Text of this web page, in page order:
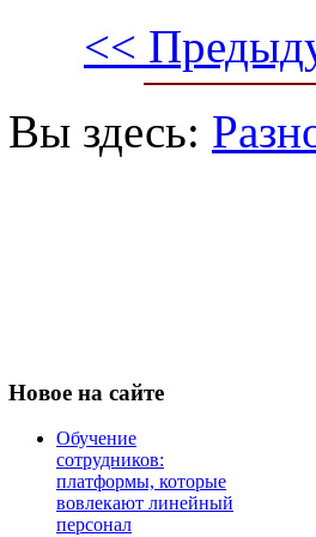
<<
Вы здесь:
Новое на сайте
Обучение
сотрудников:
платформы, которые
вовлекают линейный
персонал